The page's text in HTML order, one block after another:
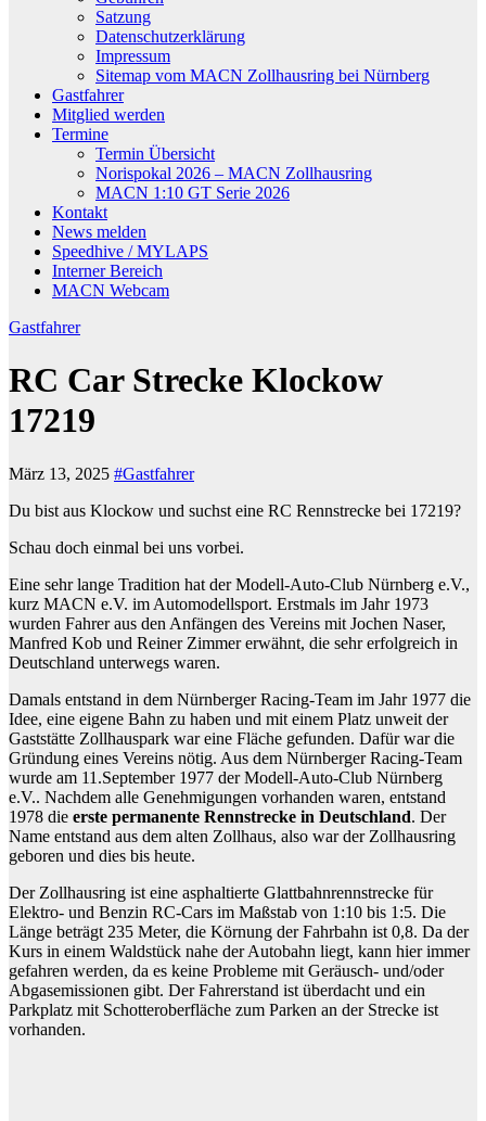
Satzung
Datenschutzerklärung
Impressum
Sitemap vom MACN Zollhausring bei Nürnberg
Gastfahrer
Mitglied werden
Termine
Termin Übersicht
Norispokal 2026 – MACN Zollhausring
MACN 1:10 GT Serie 2026
Kontakt
News melden
Speedhive / MYLAPS
Interner Bereich
MACN Webcam
Gastfahrer
RC Car Strecke Klockow
17219
März 13, 2025 #Gastfahrer
Du bist aus Klockow und suchst eine RC Rennstrecke bei 17219?
Schau doch einmal bei uns vorbei.
Eine sehr lange Tradition hat der Modell-Auto-Club Nürnberg e.V.,
kurz MACN e.V. im Automodellsport. Erstmals im Jahr 1973
wurden Fahrer aus den Anfängen des Vereins mit Jochen Naser,
Manfred Kob und Reiner Zimmer erwähnt, die sehr erfolgreich in
Deutschland unterwegs waren.
Damals entstand in dem Nürnberger Racing-Team im Jahr 1977 die
Idee, eine eigene Bahn zu haben und mit einem Platz unweit der
Gaststätte Zollhauspark war eine Fläche gefunden. Dafür war die
Gründung eines Vereins nötig. Aus dem Nürnberger Racing-Team
wurde am 11.September 1977 der Modell-Auto-Club Nürnberg
e.V.. Nachdem alle Genehmigungen vorhanden waren, entstand
1978 die erste permanente Rennstrecke in Deutschland. Der
Name entstand aus dem alten Zollhaus, also war der Zollhausring
geboren und dies bis heute.
Der Zollhausring ist eine asphaltierte Glattbahnrennstrecke für
Elektro- und Benzin RC-Cars im Maßstab von 1:10 bis 1:5. Die
Länge beträgt 235 Meter, die Körnung der Fahrbahn ist 0,8. Da der
Kurs in einem Waldstück nahe der Autobahn liegt, kann hier immer
gefahren werden, da es keine Probleme mit Geräusch- und/oder
Abgasemissionen gibt. Der Fahrerstand ist überdacht und ein
Parkplatz mit Schotteroberfläche zum Parken an der Strecke ist
vorhanden.